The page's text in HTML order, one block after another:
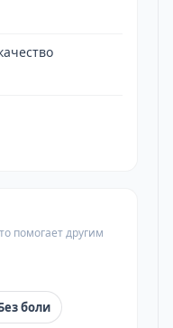
помогает другим
боли